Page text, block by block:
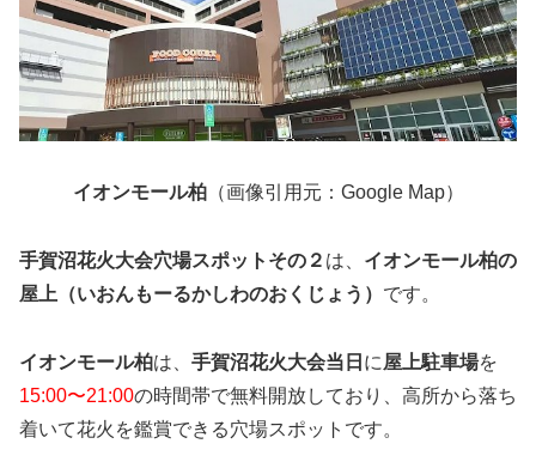
イオンモール柏（画像引用元：Google Map）
手賀沼花火大会穴場スポットその２ は、 イオンモール柏の
屋上（いおんもーるかしわのおくじょう） です。
イオンモール柏は、 手賀沼花火大会当日 に屋上駐車場を
15:00〜21:00の時間帯で無料開放しており、高所から落ち
着いて花火を鑑賞できる穴場スポットです。